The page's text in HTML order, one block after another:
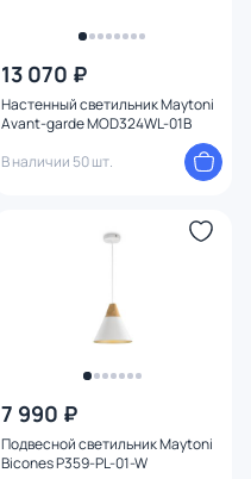
13 070 ₽
Настенный светильник Maytoni
Avant-garde MOD324WL-01B
В наличии 50 шт.
7 990 ₽
Подвесной светильник Maytoni
Bicones P359-PL-01-W